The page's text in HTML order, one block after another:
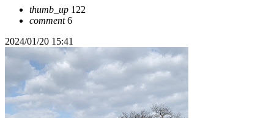
thumb_up 122
comment6
2024/01/20 15:41